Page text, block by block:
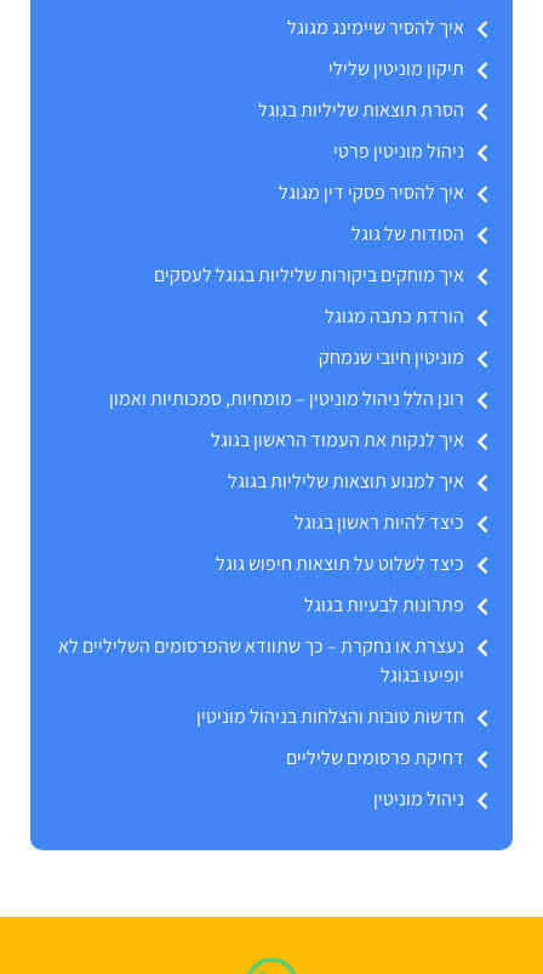
איך להסיר שיימינג מגוגל
תיקון מוניטין שלילי
הסרת תוצאות שליליות בגוגל
ניהול מוניטין פרטי
איך להסיר פסקי דין מגוגל
הסודות של גוגל
איך מוחקים ביקורות שליליות בגוגל לעסקים
הורדת כתבה מגוגל
מוניטין חיובי שנמחק
רונן הלל ניהול מוניטין – מומחיות, סמכותיות ואמון
איך לנקות את העמוד הראשון בגוגל
איך למנוע תוצאות שליליות בגוגל
כיצד להיות ראשון בגוגל
כיצד לשלוט על תוצאות חיפוש גוגל
פתרונות לבעיות בגוגל
נעצרת או נחקרת – כך שתוודא שהפרסומים השליליים לא
יופיעו בגוגל
חדשות טובות והצלחות בניהול מוניטין
דחיקת פרסומים שליליים
ניהול מוניטין